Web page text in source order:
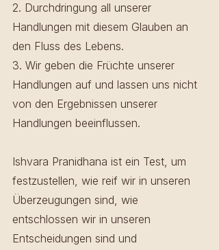
2. Durchdringung all unserer
Handlungen mit diesem Glauben an
den Fluss des Lebens.
3. Wir geben die Früchte unserer
Handlungen auf und lassen uns nicht
von den Ergebnissen unserer
Handlungen beeinflussen.
Ishvara Pranidhana ist ein Test, um
festzustellen, wie reif wir in unseren
Überzeugungen sind, wie
entschlossen wir in unseren
Entscheidungen sind und